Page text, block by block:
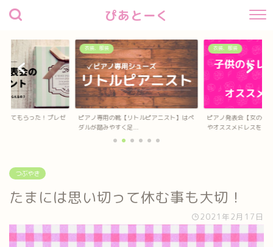
ぴあとーく
してもらった！プレゼ
衣装、服装
ピアノ専用の靴【リトルピアニスト】はペ
ダルが踏みやすく足...
衣装、服装
ピアノ発表会【女の子
やオススメドレスを...
つぶやき
たまには思い切って休む事も大切！
2021年2月17日